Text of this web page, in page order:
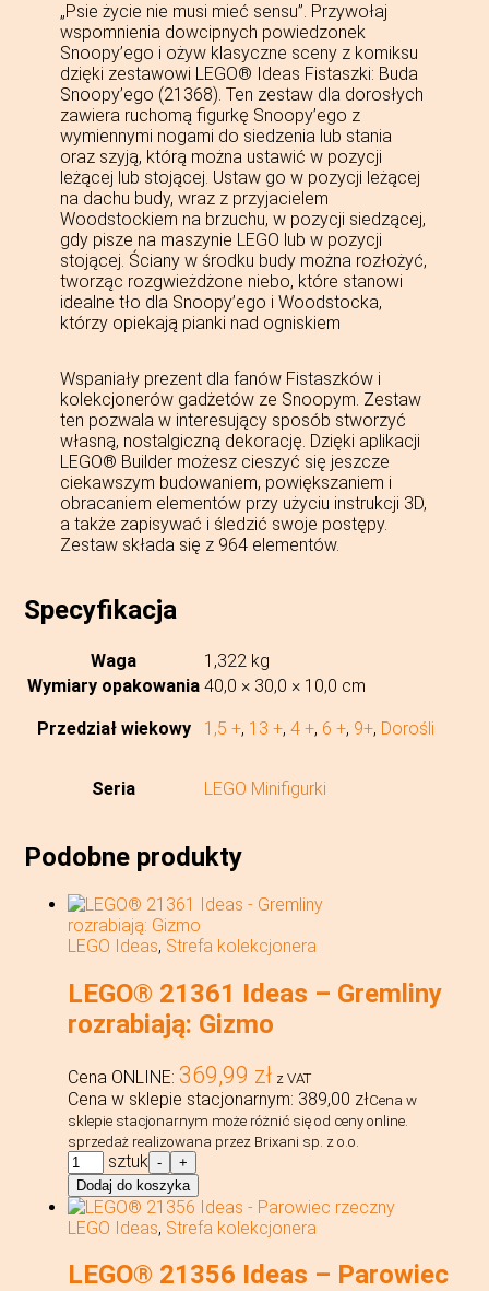
„Psie życie nie musi mieć sensu”. Przywołaj
wspomnienia dowcipnych powiedzonek
Snoopy’ego i ożyw klasyczne sceny z komiksu
dzięki zestawowi LEGO® Ideas Fistaszki: Buda
Snoopy’ego (21368). Ten zestaw dla dorosłych
zawiera ruchomą figurkę Snoopy’ego z
wymiennymi nogami do siedzenia lub stania
oraz szyją, którą można ustawić w pozycji
leżącej lub stojącej. Ustaw go w pozycji leżącej
na dachu budy, wraz z przyjacielem
Woodstockiem na brzuchu, w pozycji siedzącej,
gdy pisze na maszynie LEGO lub w pozycji
stojącej. Ściany w środku budy można rozłożyć,
tworząc rozgwieżdżone niebo, które stanowi
idealne tło dla Snoopy’ego i Woodstocka,
którzy opiekają pianki nad ogniskiem
Wspaniały prezent dla fanów Fistaszków i
kolekcjonerów gadżetów ze Snoopym. Zestaw
ten pozwala w interesujący sposób stworzyć
własną, nostalgiczną dekorację. Dzięki aplikacji
LEGO® Builder możesz cieszyć się jeszcze
ciekawszym budowaniem, powiększaniem i
obracaniem elementów przy użyciu instrukcji 3D,
a także zapisywać i śledzić swoje postępy.
Zestaw składa się z 964 elementów.
Specyfikacja
Waga
1,322 kg
Wymiary opakowania 40,0 × 30,0 × 10,0 cm
Przedział wiekowy 1,5 +, 13 +,4 +, 6 +, 9+, Dorośli
Seria LEGO Minifigurki
Podobne produkty
LEGO Ideas, Strefa kolekcjonera
LEGO® 21361 Ideas – Gremliny
rozrabiają: Gizmo
Cena ONLINE: 369,99 zł z VAT
Cena w sklepie stacjonarnym: 389,00 złCena w
sklepie stacjonarnym może różnić się od ceny online.
sprzedaż realizowana przez Brixani sp. z o.o.
ilość
LEGO®
21361
Ideas
-
rozrabiają:
sztuk -
+
Dodaj do koszyka
LEGO Ideas, Strefa kolekcjonera
LEGO® 21356 Ideas – Parowiec